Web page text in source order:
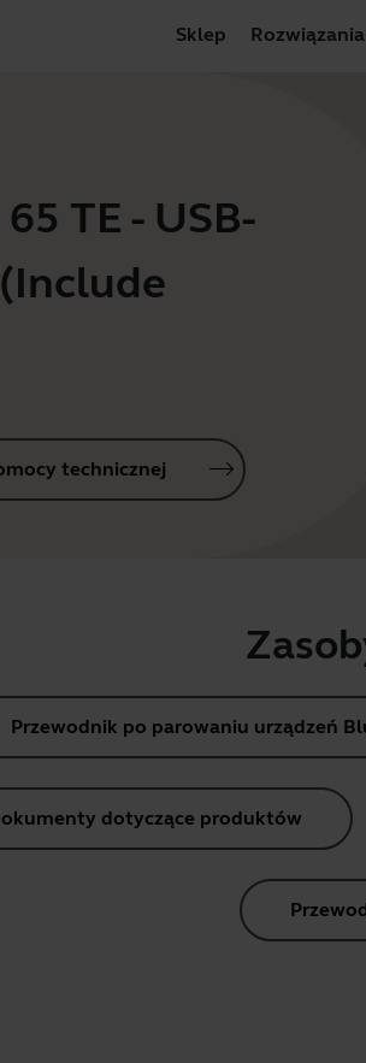
Sklep
TE - USB-
technicznej
Przewodnik po parowaniu urządzeń
dotyczące produktów